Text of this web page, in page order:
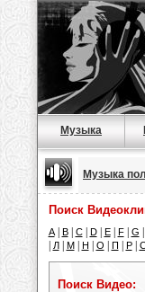
Музыка
Музыка
Поиск
A| B| C| D| E| F| G
Л| М| Н О П Р|
Поиск Видео: